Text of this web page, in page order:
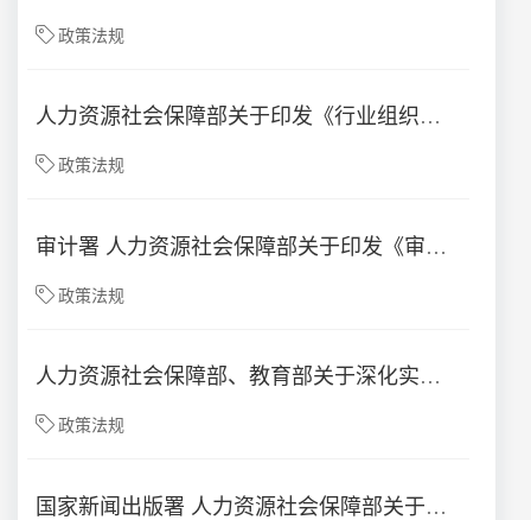
政策法规
人力资源社会保障部关于印发《行业组织有序承接专业技术人员水平评价类职业资格具体认定工作实施办法（试行）》的通知
政策法规
审计署 人力资源社会保障部关于印发《审计专业技术资格规定》和《审计专业技术资格考试实施办法》的通知
政策法规
人力资源社会保障部、教育部关于深化实验技术人才职称制度改革的指导意见
政策法规
国家新闻出版署 人力资源社会保障部关于印发《新闻记者职业资格考试办法》和 《新闻记者职业资格考试实施细则》的通知